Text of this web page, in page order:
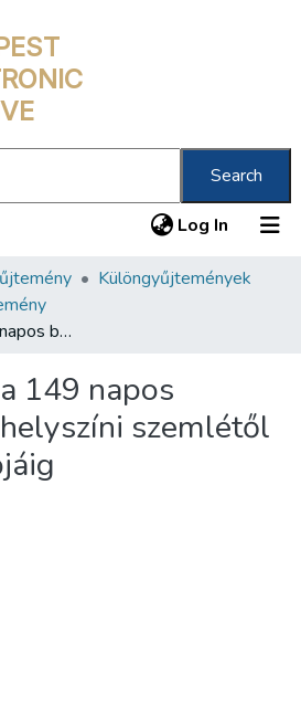
Search
Log In (current)
Különgyűjtemények
Egy aktacsiga 149 napos bujdosása a helyszíni szemlétől az ígéret napjáig
149 napos
szemlétől